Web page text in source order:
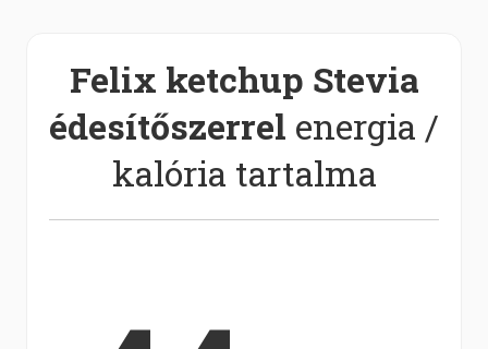
Felix ketchup Stevia
édesítőszerrel energia /
kalória tartalma